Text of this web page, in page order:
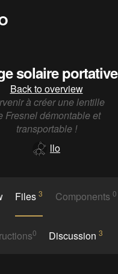
solaire portative
Back to overview
à créer une lentille
Fresnel démontable et
transportable !
llo
Files3 Components 0
0 Discussion3